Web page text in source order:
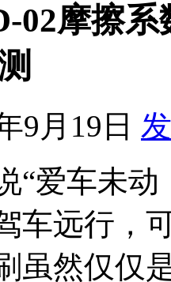
02摩擦系
9月19日
“爱车未
车远行，
虽然仅仅